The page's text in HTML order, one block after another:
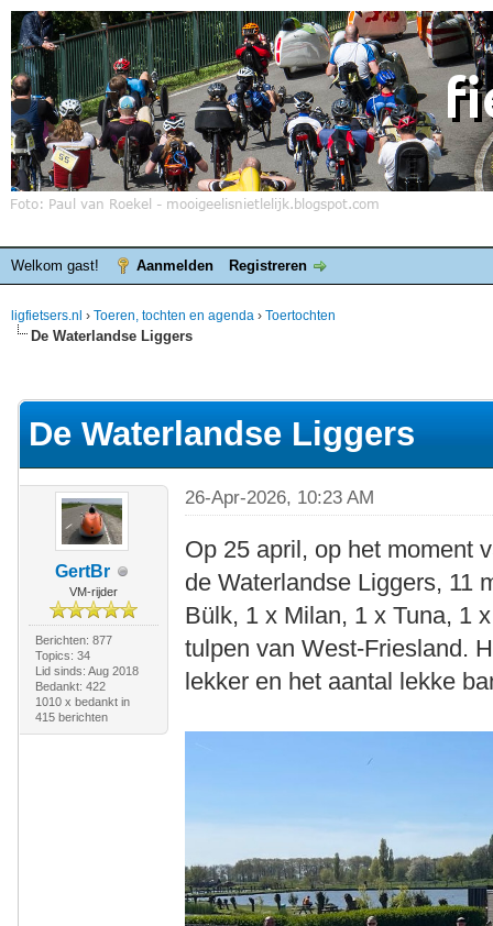
Welkom gast! Aanmelden Registreren
ligfietsers.nl › Toeren, tochten en agenda › Toertochten
De Waterlandse Liggers
De Waterlandse Liggers
GertBr
VM-rijder
Berichten: 877
Topics: 34
Lid sinds: Aug 2018
Bedankt: 422
1010 x bedankt in
415 berichten
26-Apr-2026, 10:23 AM
Op 25 april, op het moment
de Waterlandse Liggers, 11
Bülk, 1 x Milan, 1 x Tuna, 1
tulpen van West-Friesland.
lekker en het aantal lekke